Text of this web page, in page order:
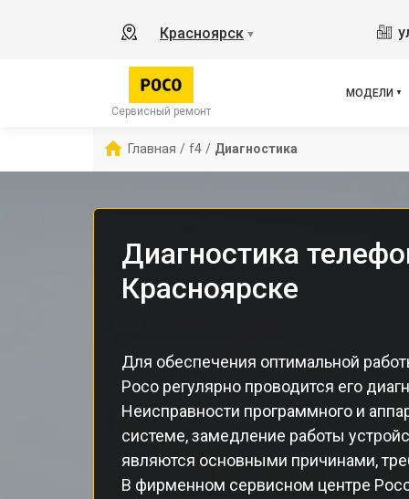
Красноярск ▼
Сервисный ремонт
МОДЕЛИ
X3
X3
Главная / f4 / Диагностика
Диагностика
Красноярске
Для обеспечения оптимальной
Poco регулярно проводится его
Неисправности программного и
системе, замедление работы
являются основными причинами,
В фирменном сервисном центре